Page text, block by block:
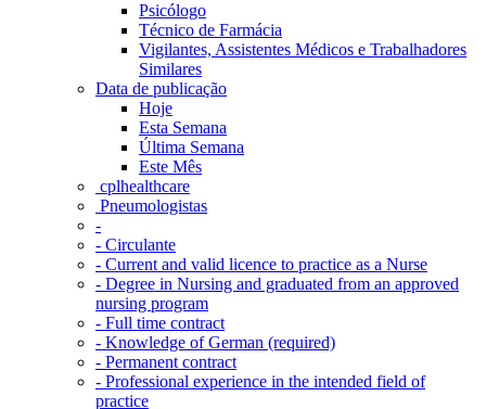
Psicólogo
Técnico de Farmácia
Vigilantes, Assistentes Médicos e Trabalhadores
Similares
Data de publicação
Hoje
Esta Semana
Última Semana
Este Mês
‎ cplhealthcare‬
Pneumologistas
-
- Circulante
- Current and valid licence to practice as a Nurse
- Degree in Nursing and graduated from an approved
nursing program
- Full time contract
- Knowledge of German (required)
- Permanent contract
- Professional experience in the intended field of
practice